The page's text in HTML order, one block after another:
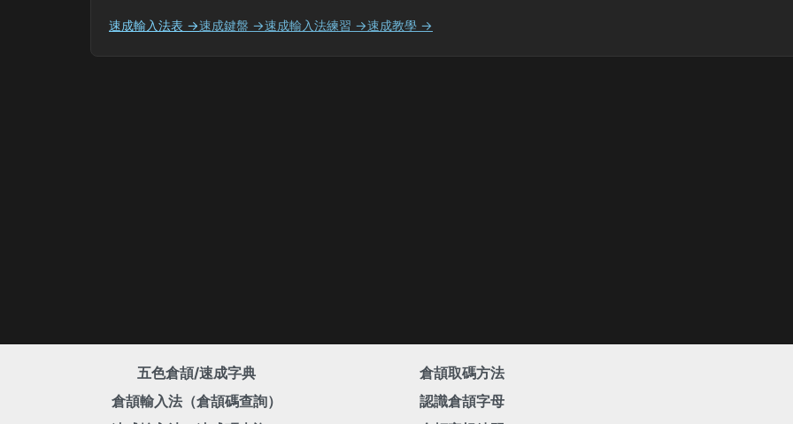
速成輸入法表 →速成鍵盤 →速成輸入法練習 →速成教學 →
五色倉頡/速成字典
倉頡輸入法（倉頡碼查詢）
倉頡取碼方法
認識倉頡字母